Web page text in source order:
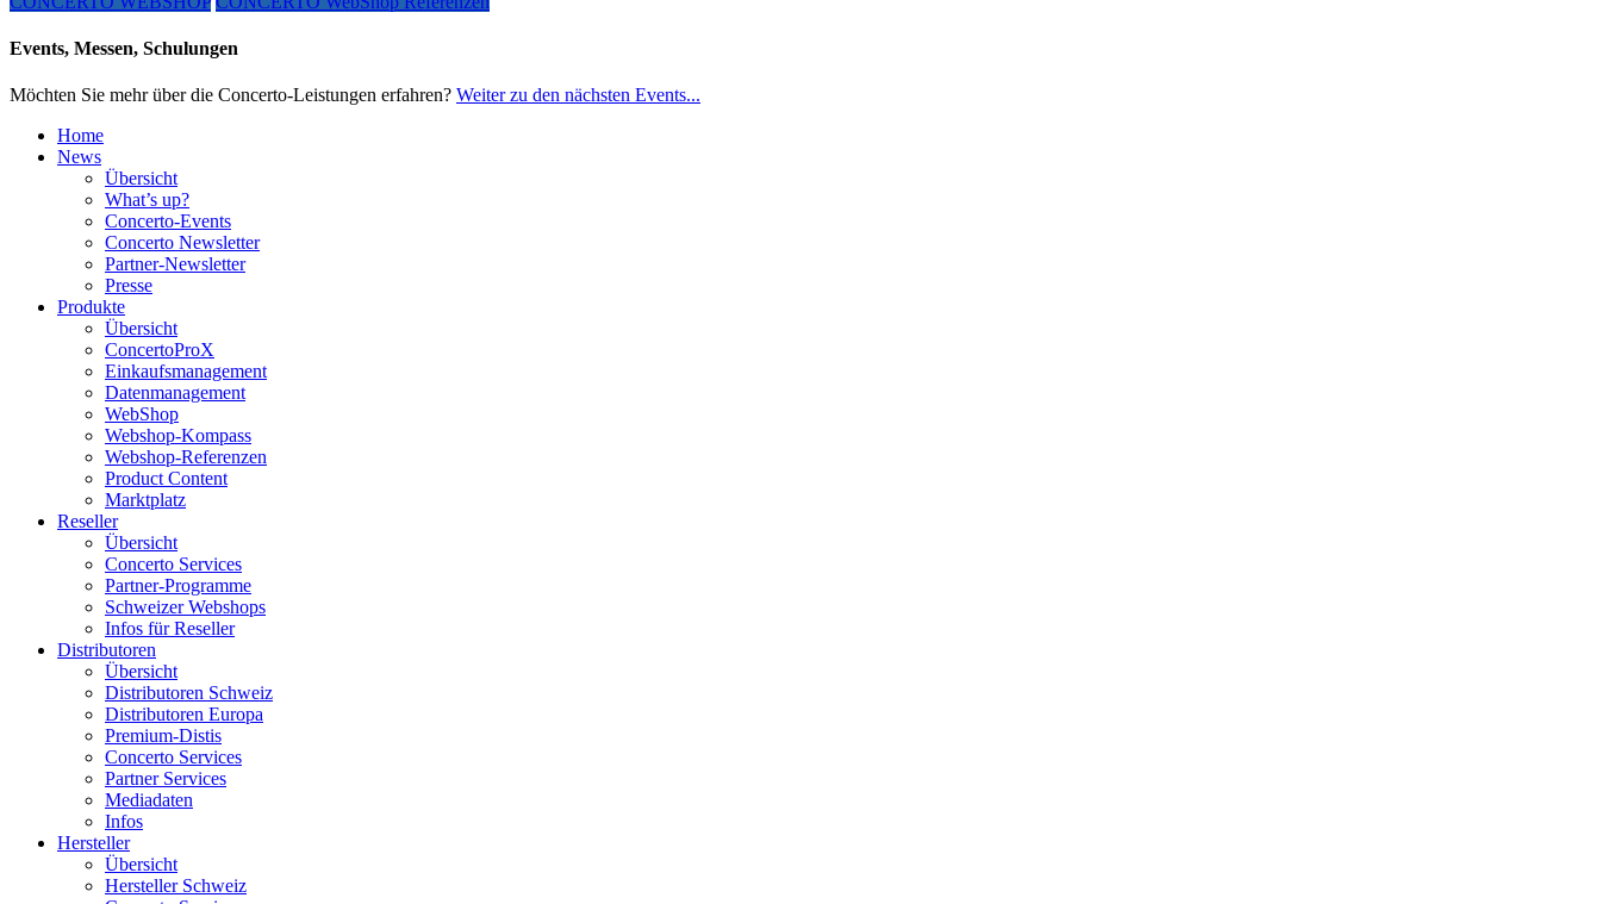
Events, Messen, Schulungen
Möchten Sie mehr über die Concerto-Leistungen erfahren? Weiter zu den nächsten Events...
Home
News
Übersicht
What’s up?
Concerto-Events
Concerto Newsletter
Partner-Newsletter
Presse
Produkte
Übersicht
ConcertoProX
Einkaufsmanagement
Datenmanagement
WebShop
Webshop-Kompass
Webshop-Referenzen
Product Content
Marktplatz
Reseller
Übersicht
Concerto Services
Partner-Programme
Schweizer Webshops
Infos für Reseller
Distributoren
Übersicht
Distributoren Schweiz
Distributoren Europa
Premium-Distis
Concerto Services
Partner Services
Mediadaten
Infos
Hersteller
Übersicht
Hersteller Schweiz